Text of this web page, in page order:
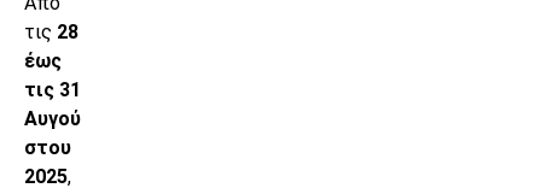
τις 28
έως
τις 31
Αυγού
στου
2025,